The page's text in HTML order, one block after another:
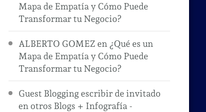
Mapa de Empatía y Cómo Puede
Transformar tu Negocio?
ALBERTO GOMEZ en ¿Qué es un
Mapa de Empatía y Cómo Puede
Transformar tu Negocio?
Guest Blogging escribir de invitado
en otros Blogs + Infografía -